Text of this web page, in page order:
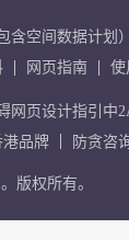
含空间数据计划）
网页指南 使
网页设计指引中
港品牌 防贪咨
版权所有。